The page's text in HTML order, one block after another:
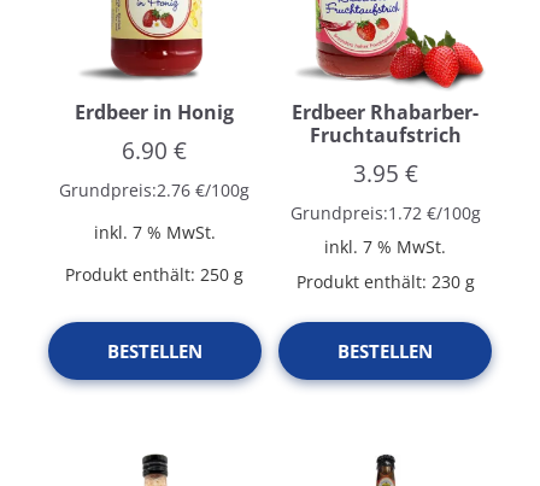
Erdbeer in Honig
6.90€
Grundpreis:2.76€/100g
inkl. 7 % MwSt.
Produkt enthält: 250g
BESTELLEN
Erdbeer Rhabarber-
Fruchtaufstrich
3.95 €
Grundpreis:1.72 €/100g
inkl. 7 % MwSt.
Produkt enthält: 230 g
BESTELLEN